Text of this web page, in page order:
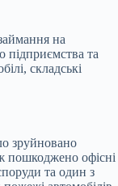
на
підприємства та
складські
зруйновано
пошкоджено офісні
та один з